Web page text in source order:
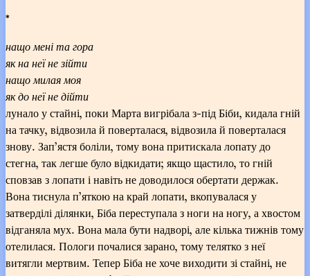
*
нащо мені та гора
як на неї не зійти
нащо милая моя
як до неї не дійти
лунало у стайні, поки Марта вигрібала з-під Біби, кидала гній
на тачку, відвозила й поверталася, відвозила й поверталася
знову. Зап’ястя боліли, тому вона притискала лопату до
стегна, так легше було відкидати; якщо щастило, то гній
сповзав з лопати і навіть не доводилося обертати держак.
Вона тиснула п’яткою на край лопати, вкопувалася у
затверділі ділянки, Біба переступала з ноги на ногу, а хвостом
відганяла мух. Вона мала бути надворі, але кілька тижнів тому
отелилася. Пологи почалися зарано, тому телятко з неї
витягли мертвим. Тепер Біба не хоче виходити зі стайні, не